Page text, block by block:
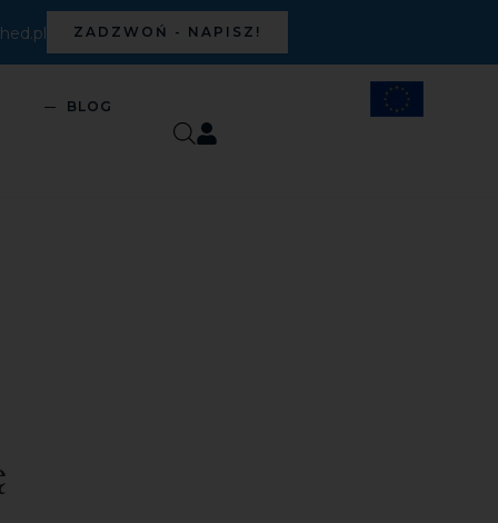
ZADZWOŃ - NAPISZ!
BLOG